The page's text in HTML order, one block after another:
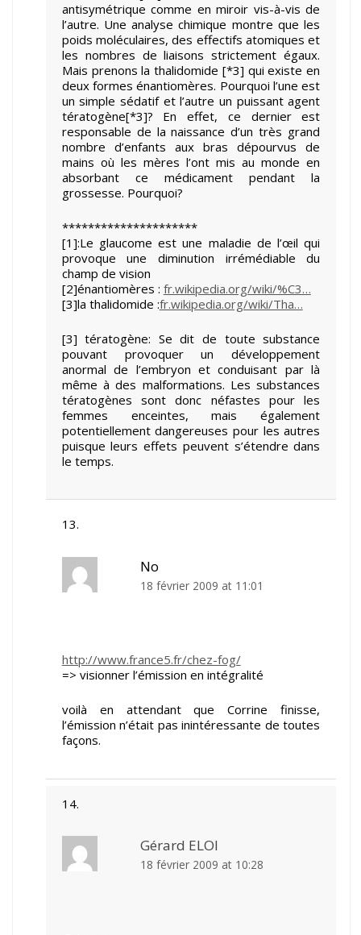
antisymétrique comme en miroir vis-à-vis de
l’autre. Une analyse chimique montre que les
poids moléculaires, des effectifs atomiques et
les nombres de liaisons strictement égaux.
Mais prenons la thalidomide [*3] qui existe en
deux formes énantiomères. Pourquoi l’une est
un simple sédatif et l’autre un puissant agent
tératogène[*3]? En effet, ce dernier est
responsable de la naissance d’un très grand
nombre d’enfants aux bras dépourvus de
mains où les mères l’ont mis au monde en
absorbant ce médicament pendant la
grossesse. Pourquoi?
*********************
[1]:Le glaucome est une maladie de l’œil qui
provoque une diminution irrémédiable du
champ de vision
[2]énantiomères : fr.wikipedia.org/wiki/%C3…
[3]la thalidomide :fr.wikipedia.org/wiki/Tha…
[3] tératogène: Se dit de toute substance
pouvant provoquer un développement
anormal de l’embryon et conduisant par là
même à des malformations. Les substances
tératogènes sont donc néfastes pour les
femmes enceintes, mais également
potentiellement dangereuses pour les autres
puisque leurs effets peuvent s’étendre dans
le temps.
No
18 février 2009 at 11:01
http://www.france5.fr/chez-fog/
=> visionner l’émission en intégralité
voilà en attendant que Corrine finisse,
l’émission n’était pas inintéressante de toutes
façons.
Gérard ELOI
18 février 2009 at 10:28